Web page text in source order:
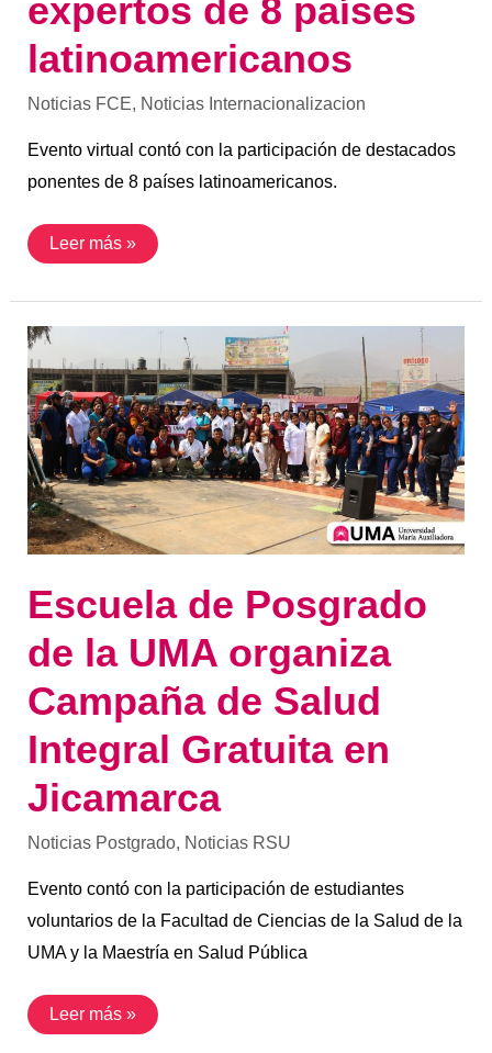
expertos de 8 países
latinoamericanos
Noticias FCE, Noticias Internacionalizacion
Evento virtual contó con la participación de destacados
ponentes de 8 países latinoamericanos.
Leer más »
Escuela de Posgrado
de la UMA organiza
Campaña de Salud
Integral Gratuita en
Jicamarca
Noticias Postgrado, Noticias RSU
Evento contó con la participación de estudiantes
voluntarios de la Facultad de Ciencias de la Salud de la
UMA y la Maestría en Salud Pública
Escuela
Posgrado
de
la
UMA
organiza
Campaña
de
Salud
Integral
Gratuita
en
Leer más »